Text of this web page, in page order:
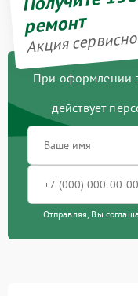
ремонт
Акция
При оформлении
действует
Отправляя, Вы